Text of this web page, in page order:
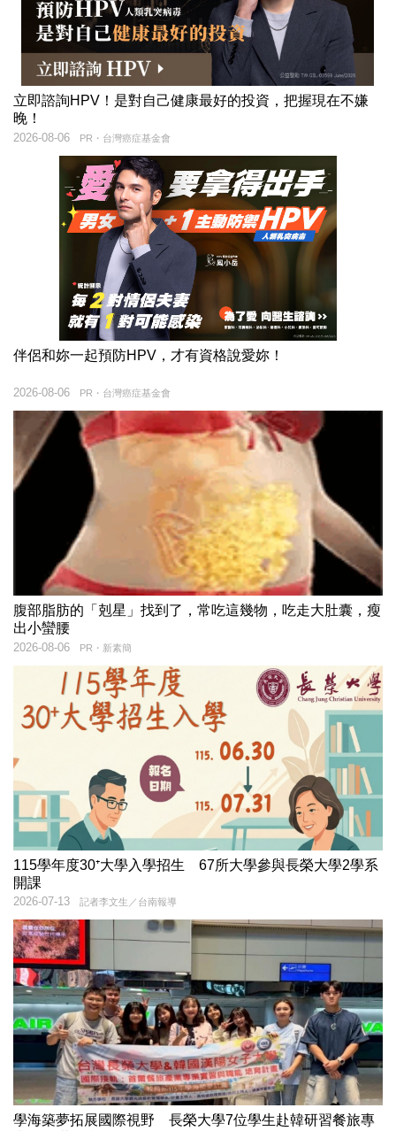
立即諮詢HPV！是對自己健康最好的投資，把握現在不嫌
晚！
PR・台灣癌症基金會
2026-08-06
伴侶和妳一起預防HPV，才有資格說愛妳！
PR・台灣癌症基金會
2026-08-06
腹部脂肪的「剋星」找到了，常吃這幾物，吃走大肚囊，瘦
出小蠻腰
PR・新素簡
2026-08-06
115學年度30⁺大學入學招生 67所大學參與長榮大學2學系
開課
記者李文生／台南報導
2026-07-13
學海築夢拓展國際視野 長榮大學7位學生赴韓研習餐旅專